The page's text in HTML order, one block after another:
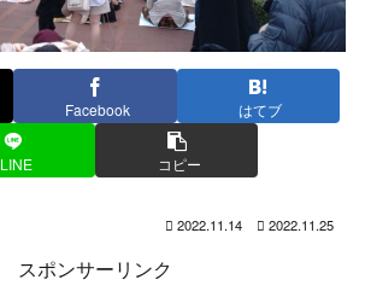
Facebook はてブ
LINE コピー
2022.11.14 2022.11.25
スポンサーリンク